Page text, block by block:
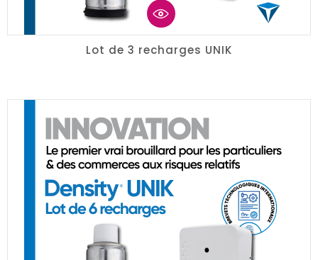
Lot de 3 recharges UNIK